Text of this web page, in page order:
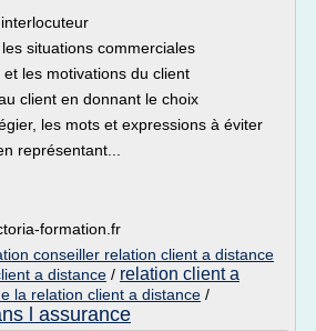
situations commerciales
les motivations du client
client en donnant le choix
les mots et expressions à éviter
représentant...
formation.fr
conseiller relation client a distance
a distance / relation client a
la relation client a distance /
l assurance